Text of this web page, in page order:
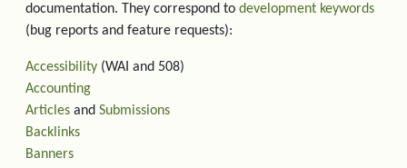
documentation. They correspond to development keywords
(bug reports and feature requests):
Accessibility (WAI and 508)
Accounting
Articles and Submissions
Backlinks
Banners